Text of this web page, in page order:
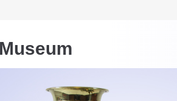
Service
sit amet, consectetuer